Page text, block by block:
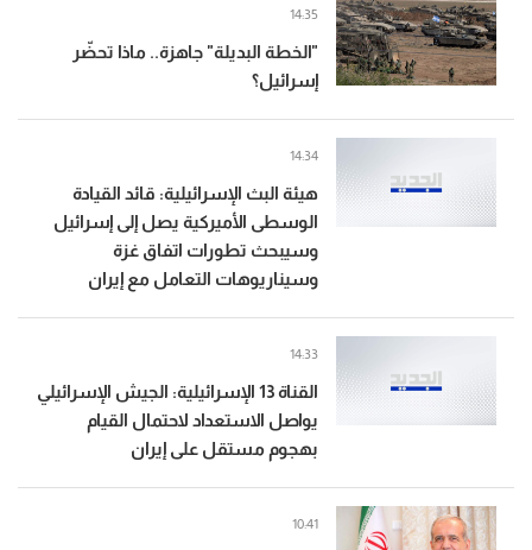
"الخطة البديلة" جاهزة.. ماذا تحضّر
إسرائيل؟
14:35
هيئة البث الإسرائيلية: قائد القيادة
الوسطى الأميركية يصل إلى إسرائيل
وسيبحث تطورات اتفاق غزة
وسيناريوهات التعامل مع إيران
14:34
القناة 13 الإسرائيلية: الجيش الإسرائيلي
يواصل الاستعداد لاحتمال القيام
بهجوم مستقل على إيران
14:33
10:41